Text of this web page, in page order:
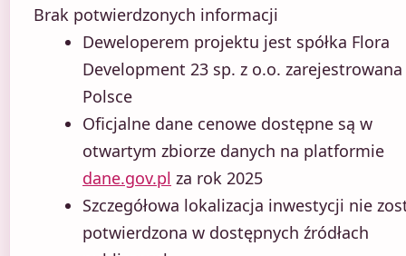
Brak potwierdzonych informacji
Deweloperem projektu jest spółka Flora
Development 23 sp. z o.o.
Polsce
Oficjalne dane cenowe dostępne są w
otwartym zbiorze danych na platformie
dane.gov.pl za rok 2025
Szczegółowa lokalizacja inwestycji nie
potwierdzona w dostępnych źródłach